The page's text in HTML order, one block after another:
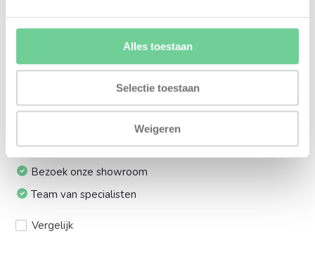
Alles toestaan
Selectie toestaan
Weigeren
Ik installeer de kluis graag zelf:
Ja, levering tot aan uw voordeur
24/7 bereikbaar
Bezoek onze showroom
Team van specialisten
Vergelijk